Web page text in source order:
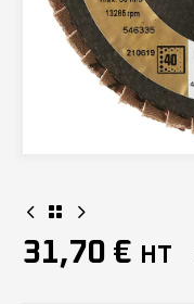
31,70 € HT